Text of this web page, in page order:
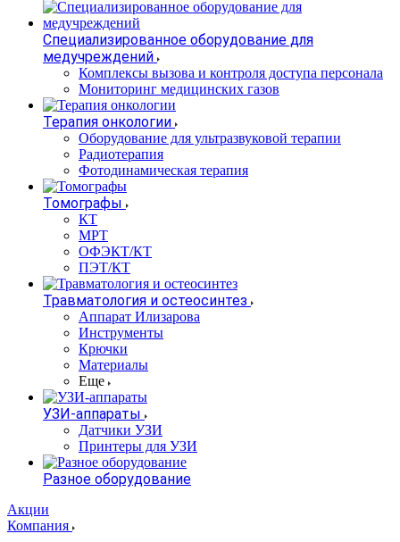
Специализированное оборудование для
медучреждений
Комплексы вызова и контроля доступа персонала
Мониторинг медицинских газов
Терапия онкологии
Оборудование для ультразвуковой терапии
Радиотерапия
Фотодинамическая терапия
Томографы
КТ
МРТ
ОФЭКТ/КТ
ПЭТ/КТ
Травматология и остеосинтез
Аппарат Илизарова
Инструменты
Крючки
Материалы
Еще
УЗИ-аппараты
Датчики УЗИ
Принтеры для УЗИ
Разное оборудование
Акции
Компания